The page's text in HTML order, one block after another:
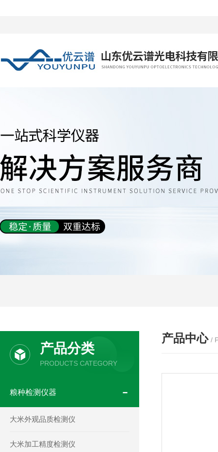
产品中心 /
产品分类
PRODUCTS CATEGORY
粮种检测仪器
大米外观品质检测仪
大米加工精度检测仪